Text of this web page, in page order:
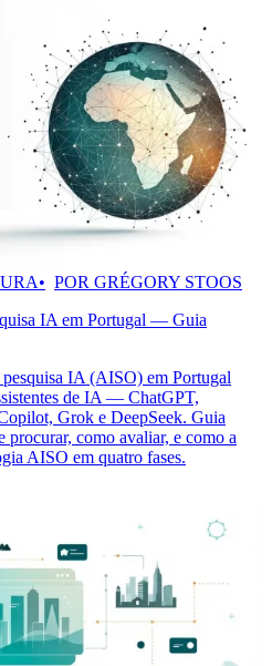
POR GRÉGORY STOOS
IA em Portugal — Guia
IA (AISO) em Portugal
de IA — ChatGPT,
Grok e DeepSeek. Guia
procurar, como avaliar, e como a
AISO em quatro fases.